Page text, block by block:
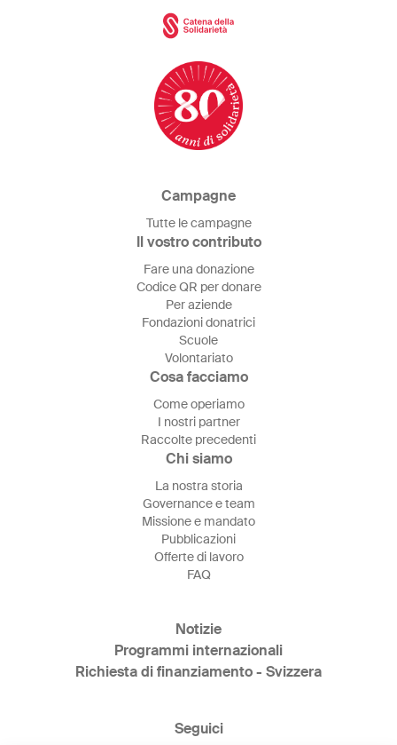
Campagne
Tutte le campagne
Il vostro contributo
Fare una donazione
Codice QR per donare
Per aziende
Fondazioni donatrici
Scuole
Volontariato
Cosa facciamo
Come operiamo
I nostri partner
Raccolte precedenti
Chi siamo
La nostra storia
Governance e team
Missione e mandato
Pubblicazioni
Offerte di lavoro
FAQ
Notizie
Programmi internazionali
Richiesta di finanziamento - Svizzera
Seguici